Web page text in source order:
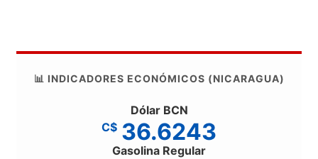
📊 INDICADORES ECONÓMICOS (NICARAGUA)
Dólar BCN
C$ 36.6243
Gasolina Regular